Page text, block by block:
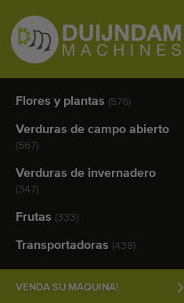
Flores y plantas (576)
Verduras de campo abierto
(567)
Verduras de invernadero
(347)
Frutas (333)
Transportadoras (438)
VENDA SU MÁQUINA!